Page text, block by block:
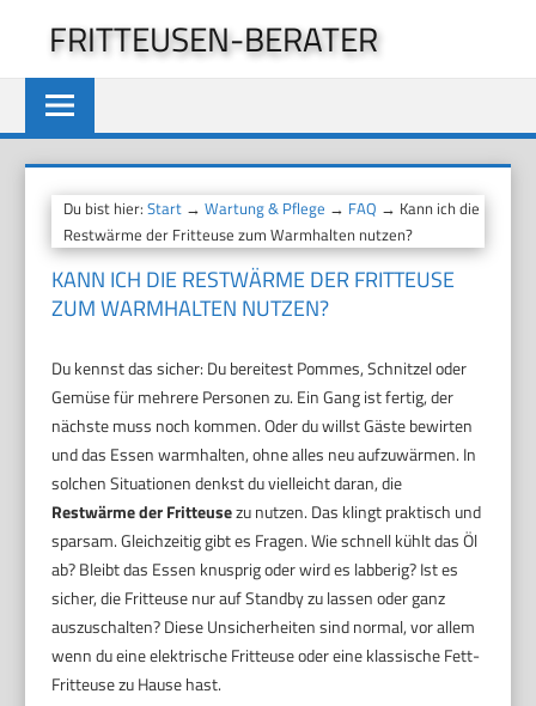
springen
FRITTEUSEN-BERATER
Du bist hier:Start →Wartung & Pflege → FAQ → Kann ich die
Restwärme der Fritteuse zum Warmhalten nutzen?
KANN ICH DIE RESTWÄRME DER FRITTEUSE
ZUM WARMHALTEN NUTZEN?
Du kennst das sicher: Du bereitest Pommes, Schnitzel oder
Gemüse für mehrere Personen zu. Ein Gang ist fertig, der
nächste muss noch kommen. Oder du willst Gäste bewirten
und das Essen warmhalten, ohne alles neu aufzuwärmen. In
solchen Situationen denkst du vielleicht daran, die
Restwärme der Fritteusezu nutzen. Das klingt praktisch und
sparsam. Gleichzeitig gibt es Fragen. Wie schnell kühlt das Öl
ab? Bleibt das Essen knusprig oder wird es labberig? Ist es
sicher, die Fritteuse nur auf Standby zu lassen oder ganz
auszuschalten? Diese Unsicherheiten sind normal, vor allem
wenn du eine elektrische Fritteuse oder eine klassische Fett-
Fritteuse zu Hause hast.